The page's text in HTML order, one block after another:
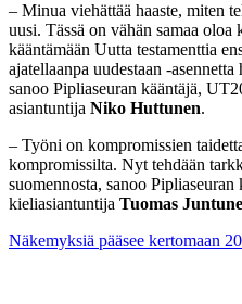
– Minua viehättää haaste, miten
uusi. Tässä on vähän samaa
kääntämään Uutta testamenttia
ajatellaanpa uudestaan -
sanoo Pipliaseuran kääntäjä,
asiantuntija Niko Huttunen.
– Työni on kompromissien
kompromissilta. Nyt tehdään
suomennosta, sanoo
kieliasiantuntija Tuomas
Näkemyksiä pääsee kertomaan